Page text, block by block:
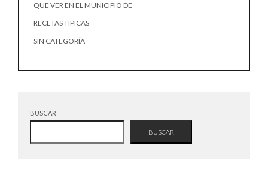
QUE VER EN EL MUNICIPIO DE
RECETAS TIPICAS
SIN CATEGORÍA
BUSCAR
BUSCAR